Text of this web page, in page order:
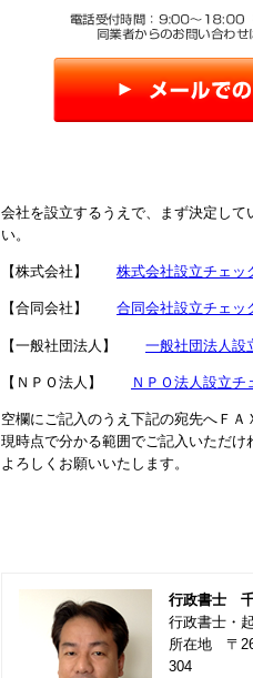
会社を設立するうえで、まず決定し
い。
【株式会社】 株式会社設立チェッ
【合同会社】 合同会社設立チェッ
【一般社団法人】 一般社団法人設
【ＮＰＯ法人】 ＮＰＯ法人設立チ
空欄にご記入のうえ下記の宛先へＦＡ
現時点で分かる範囲でご記入いただけ
よろしくお願いいたします。
行政書士
行政書士・
所在地 〒
304